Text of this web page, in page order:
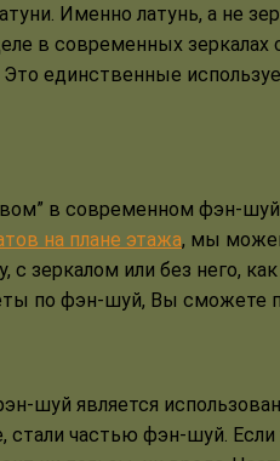
Именно латунь, а не
в современных
Это единственные
в современном фэн-шуй
на плане этажа, мы
зеркалом или без него,
по фэн-шуй, Вы сможете
шуй является
частью фэн-шуй.